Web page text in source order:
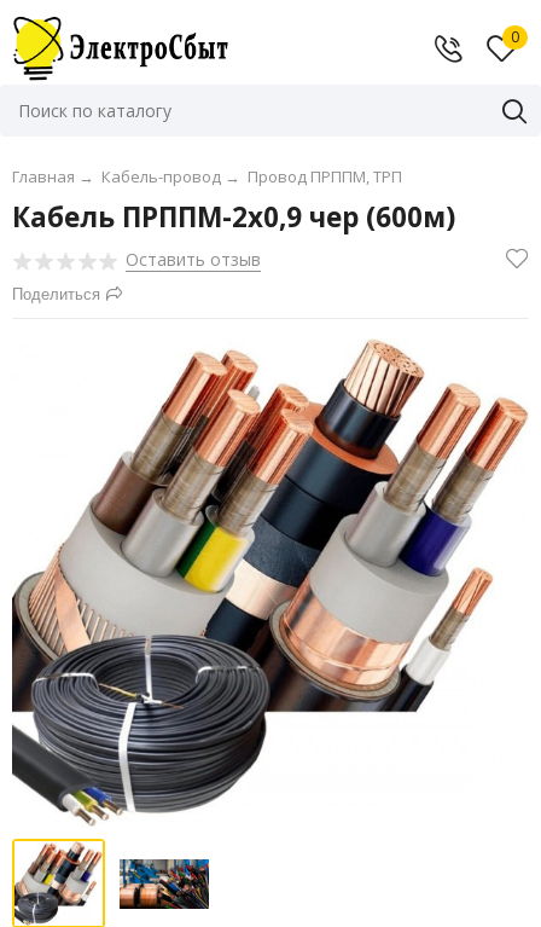
0
Главная → Кабель-провод → Провод ПРППМ, ТРП
Кабель ПРППМ-2х0,9 чер (600м)
Оставить отзыв
Поделиться